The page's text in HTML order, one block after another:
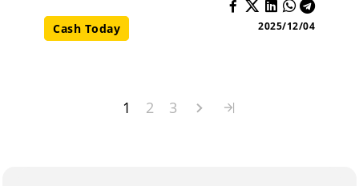
Cash Today 2025/12/04
1 2 3